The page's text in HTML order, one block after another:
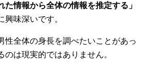
た情報から全体の情報を推定する」
興味深いです。
性全体の身長を調べたいことがあっ
のは現実的ではありません。